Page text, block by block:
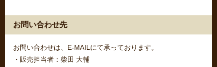
お問い合わせ先
お問い合わせは、E-MAILにて承っております。
・販売担当者：柴田 大輔